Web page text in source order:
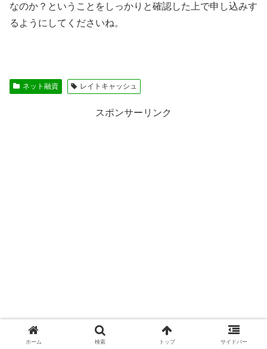
なのか？ということをしっかりと確認した上で申し込みす
るようにしてくださいね。
ネット融資 レイトキャッシュ
スポンサーリンク
ホーム 検索 トップ サイドバー